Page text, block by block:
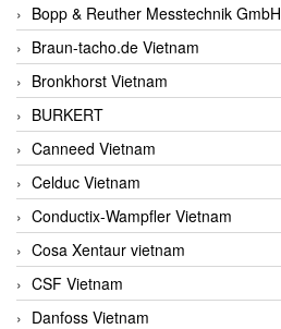
Bopp & Reuther Messtechnik GmbH
Braun-tacho.de Vietnam
Bronkhorst Vietnam
BURKERT
Canneed Vietnam
Celduc Vietnam
Conductix-Wampfler Vietnam
Cosa Xentaur vietnam
CSF Vietnam
Danfoss Vietnam